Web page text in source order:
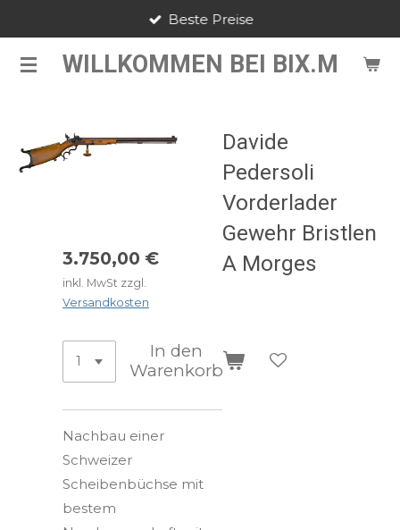
springen WILLKOMMEN BEI BIX.M
Beste Preise
Davide
Pedersoli
Vorderlader
Gewehr Bristlen
A Morges
3.750,00 €
inkl. MwSt zzgl.
Versandkosten
In den
Warenkorb
Nachbau einer
Schweizer
Scheibenbüchse mit
bestem